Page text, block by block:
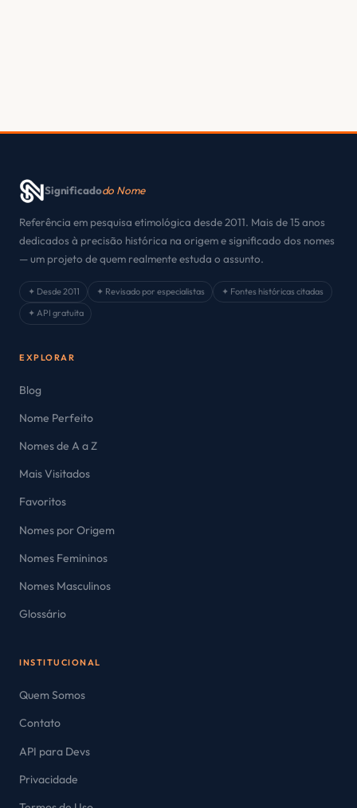
Significadodo Nome
Referência em pesquisa etimológica desde 2011. Mais de 15 anos
dedicados à precisão histórica na origem e significado dos nomes
— um projeto de quem realmente estuda o assunto.
✦ Desde 2011 ✦ Revisado por especialistas
✦ Fontes históricas citadas
✦ API gratuita
EXPLORAR
Blog
Nome Perfeito
Nomes de A a Z
Mais Visitados
Favoritos
Nomes por Origem
Nomes Femininos
Nomes Masculinos
Glossário
INSTITUCIONAL
Quem Somos
Contato
API para Devs
Privacidade